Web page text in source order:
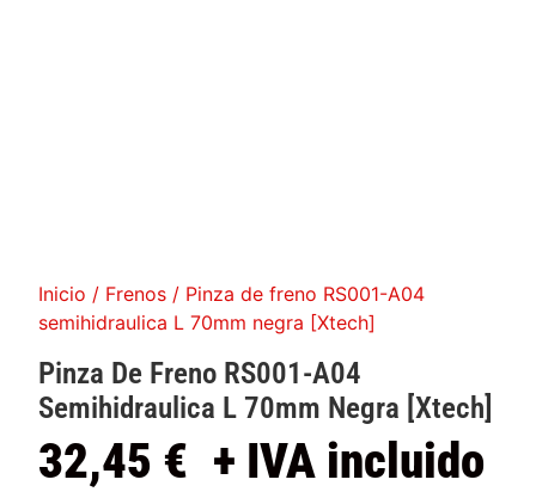
Inicio / Frenos / Pinza de freno RS001-A04
semihidraulica L 70mm negra [Xtech]
Pinza De Freno RS001-A04
Semihidraulica L 70mm Negra [Xtech]
32,45 € + IVA incluido